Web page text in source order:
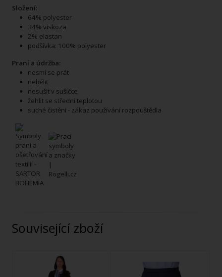
Složení:
64% polyester
34% viskoza
2% elastan
podšívka: 100% polyester
Praní a údržba:
nesmí se prát
nebělit
nesušit v sušičce
žehlit se střední teplotou
suché čistění - zákaz používání rozpouštědla
Související zboží